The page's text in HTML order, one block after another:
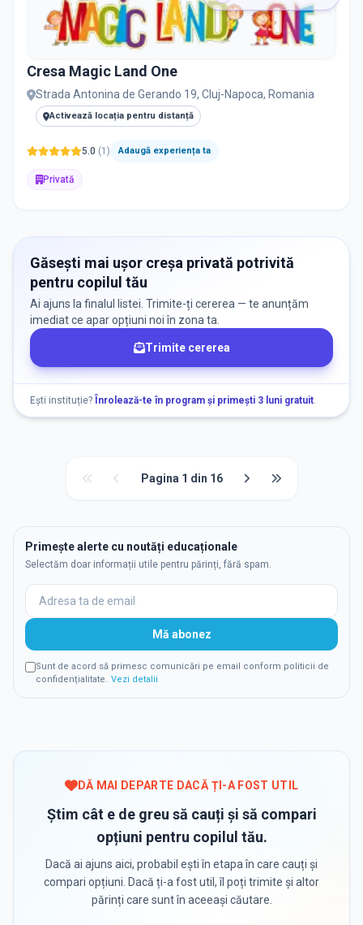
Cresa Magic Land One
Strada Antonina de Gerando 19, Cluj-Napoca, Romania
Activează locația pentru distanță
5.0 (1 ) Adaugă experiența ta
Privată
Găsești mai ușor creșa privată potrivită
pentru copilul tău
Ai ajuns la finalul listei. Trimite-ți cererea — te anunțăm
imediat ce apar opțiuni noi în zona ta.
Trimite cererea
Ești instituție? Înrolează-te în program și primești 3 luni gratuit.
Pagina 1 din 16
Primește alerte cu noutăți educaționale
Selectăm doar informații utile pentru părinți, fără spam.
Mă abonez
Sunt de acord să primesc comunicări pe email conform politicii de
confidențialitate. Vezi detalii
DĂ MAI DEPARTE DACĂ ȚI-A FOST UTIL
Știm cât e de greu să cauți și să compari
opțiuni pentru copilul tău.
Dacă ai ajuns aici, probabil ești în etapa în care cauți și
compari opțiuni. Dacă ți-a fost util, îl poți trimite și altor
părinți care sunt în aceeași căutare.